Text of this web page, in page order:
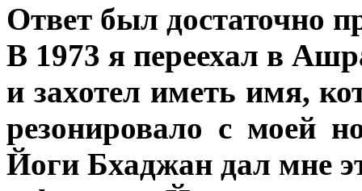
Ответ был достаточно
В 1973 я переехал в
и захотел иметь имя,
резонировало с моей
Йоги Бхаджан дал мне